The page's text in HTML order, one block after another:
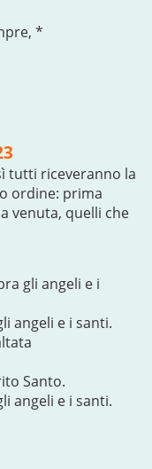
*
tutti riceveranno la
ordine: prima
venuta, quelli che
gli angeli e i
angeli e i santi.
Santo.
angeli e i santi.